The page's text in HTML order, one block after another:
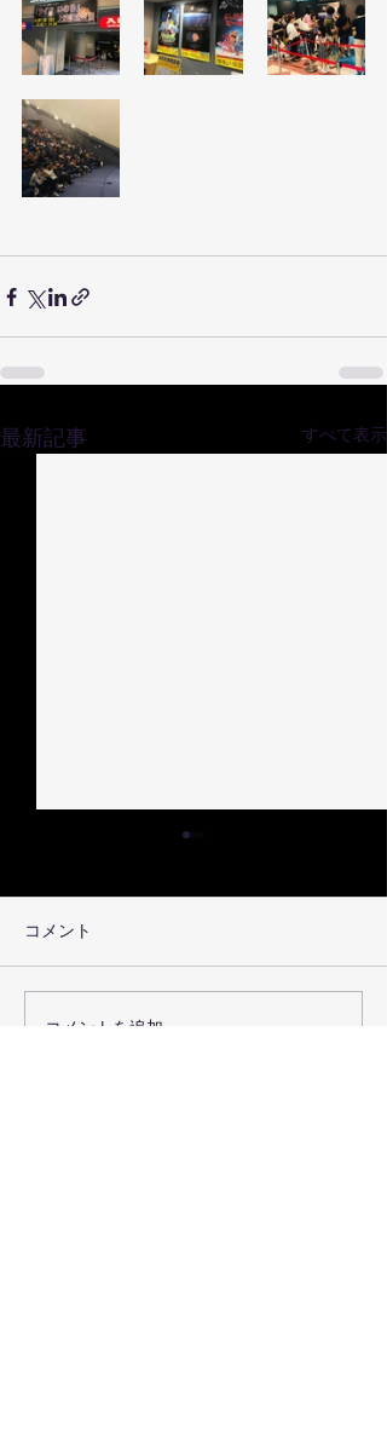
最新記事 すべて表示
2025.10.11 大阪関西万博 い
コメント
コメントを追加…